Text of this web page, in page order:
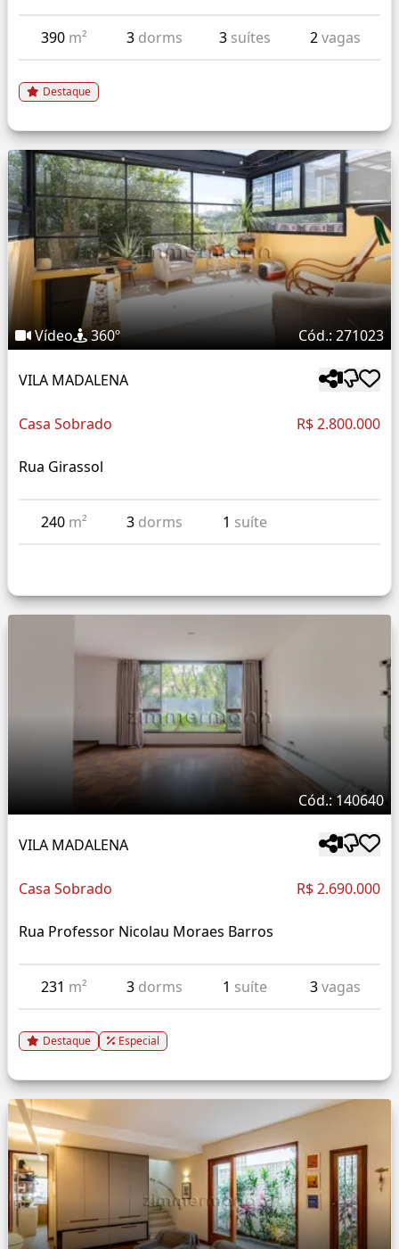
390 m² 3 dorms 3 suítes 2vagas
Destaque
Vídeo 360º Cód.: 271023
VILA MADALENA
Casa Sobrado R$ 2.800.000
Rua Girassol
240 m² 3 dorms 1 suíte
Cód.: 140640
VILA MADALENA
Casa Sobrado R$ 2.690.000
Rua Professor Nicolau Moraes Barros
231 m² 3 dorms 1 suíte 3vagas
Destaque Especial